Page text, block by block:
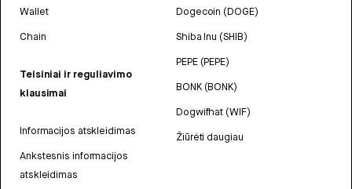
Wallet
Chain
Teisiniai ir reguliavimo
klausimai
Informacijos atskleidimas
Ankstesnis informacijos
atskleidimas
Dogecoin (DOGE)
Shiba Inu (SHIB)
PEPE (PEPE)
BONK (BONK)
Dogwifhat (WIF)
Žiūrėti daugiau